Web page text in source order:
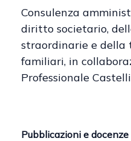
Consulenza
diritto societario,
straordinarie e
familiari, in
Professionale
Pubblicazioni e docenze